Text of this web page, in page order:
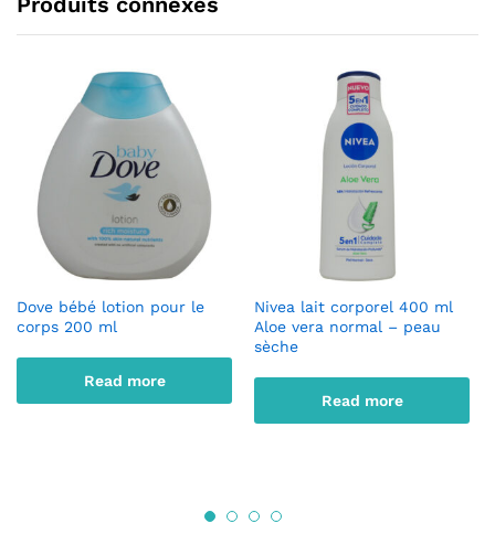
Dove bébé lotion pour le
corps 200 ml
Read more
Nivea lait corporel 400 ml
Aloe vera normal – peau
sèche
Read more